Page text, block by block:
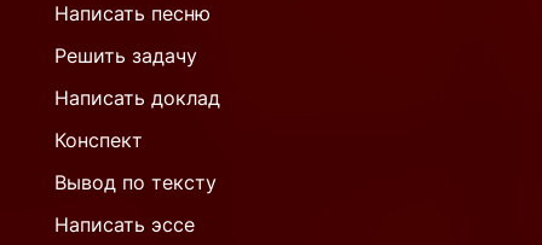
Написать песню
Решить задачу
Написать доклад
Конспект
Вывод по тексту
Написать эссе